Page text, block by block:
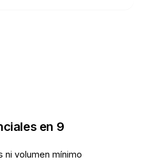
en 9
ni volumen mínimo